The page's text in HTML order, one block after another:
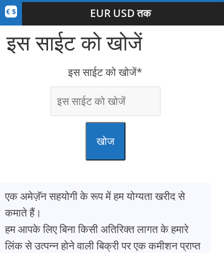
EUR USD तक
इस साईट को खोजें
इस साईट को खोजें*
खोज
एक अमेज़ॅन सहयोगी के रूप में हम योग्यता खरीद से
कमाते हैं।
हम आपके लिए बिना किसी अतिरिक्त लागत के हमारे
लिंक से उत्पन्न होने वाली बिक्री पर एक कमीशन प्राप्त